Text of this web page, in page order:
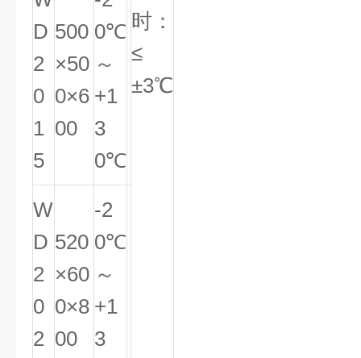
时：
≤
±3℃
D
2
0
1
5
500
×50
0×6
00
0℃
～
+1
3
0℃
W
D
2
0
2
520
×60
0×8
00
-2
0℃
～
+1
3